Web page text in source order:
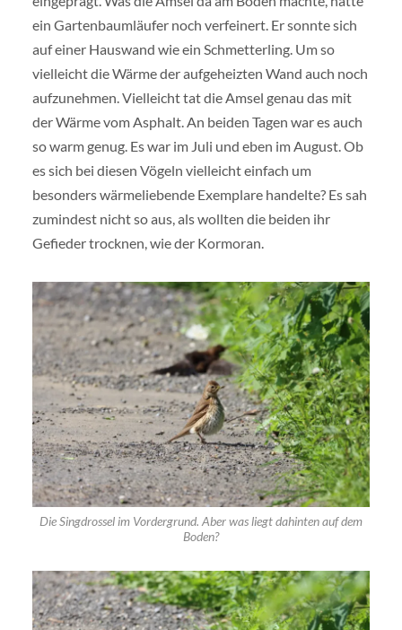
ein Gartenbaumläufer noch verfeinert. Er sonnte sich
auf einer Hauswand wie ein Schmetterling. Um so
vielleicht die Wärme der aufgeheizten Wand auch noch
aufzunehmen. Vielleicht tat die Amsel genau das mit
der Wärme vom Asphalt. An beiden Tagen war es auch
so warm genug. Es war im Juli und eben im August. Ob
es sich bei diesen Vögeln vielleicht einfach um
besonders wärmeliebende Exemplare handelte? Es sah
zumindest nicht so aus, als wollten die beiden ihr
Gefieder trocknen, wie der Kormoran.
Die Singdrossel im Vordergrund. Aber was liegt dahinten auf dem
Boden?